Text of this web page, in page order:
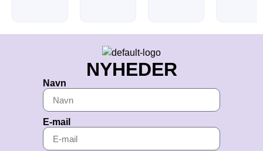
NYHEDER
Navn
E-mail